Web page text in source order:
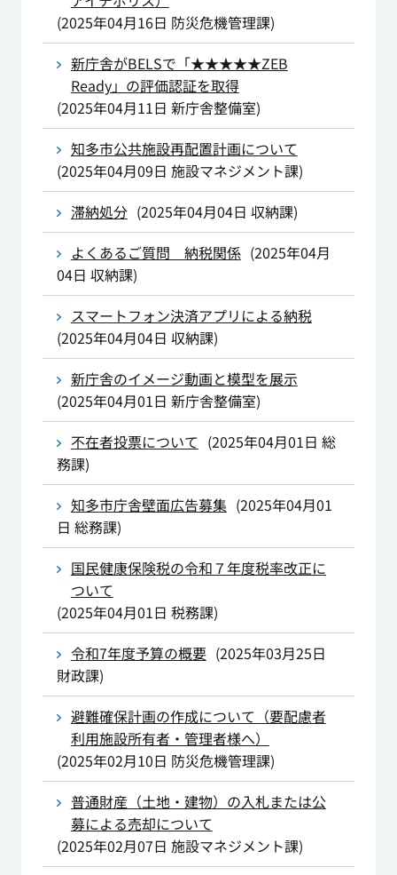
(2025年04月16日 防災危機管理課)
新庁舎がBELSで「★★★★★ZEB
Ready」の評価認証を取得
(2025年04月11日 新庁舎整備室)
知多市公共施設再配置計画について
(2025年04月09日 施設マネジメント課)
滞納処分 (2025年04月04日 収納課)
よくあるご質問 納税関係 (2025年04月
04日 収納課)
スマートフォン決済アプリによる納税
(2025年04月04日 収納課)
新庁舎のイメージ動画と模型を展示
(2025年04月01日 新庁舎整備室)
不在者投票について (2025年04月01日 総
務課)
知多市庁舎壁面広告募集 (2025年04月01
日 総務課)
国民健康保険税の令和７年度税率改正に
ついて
(2025年04月01日 税務課)
令和7年度予算の概要 (2025年03月25日
財政課)
避難確保計画の作成について（要配慮者
利用施設所有者・管理者様へ）
(2025年02月10日 防災危機管理課)
普通財産（土地・建物）の入札または公
募による売却について
(2025年02月07日 施設マネジメント課)